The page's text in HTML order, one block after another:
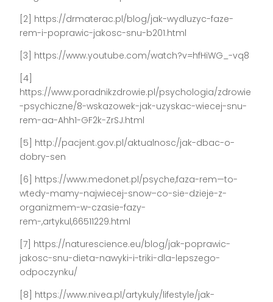
[2] https://drmaterac.pl/blog/jak-wydluzyc-faze-
rem-i-poprawic-jakosc-snu-b201.html
[3] https://www.youtube.com/watch?v=hfHiWG_-vq8
[4]
https://www.poradnikzdrowie.pl/psychologia/zdrowie
-psychiczne/8-wskazowek-jak-uzyskac-wiecej-snu-
rem-aa-Ahh1-GF2k-ZrSJ.html
[5] http://pacjent.gov.pl/aktualnosc/jak-dbac-o-
dobry-sen
[6] https://www.medonet.pl/psyche,faza-rem—to-
wtedy-mamy-najwiecej-snow–co-sie-dzieje-z-
organizmem-w-czasie-fazy-
rem-,artykul,66511229.html
[7] https://naturescience.eu/blog/jak-poprawic-
jakosc-snu-dieta-nawyki-i-triki-dla-lepszego-
odpoczynku/
[8] https://www.nivea.pl/artykuly/lifestyle/jak-